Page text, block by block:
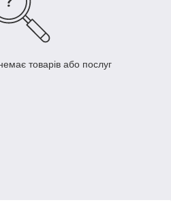
товарів або послуг